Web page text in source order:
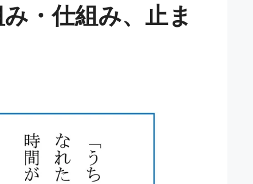
・仕組み、止ま